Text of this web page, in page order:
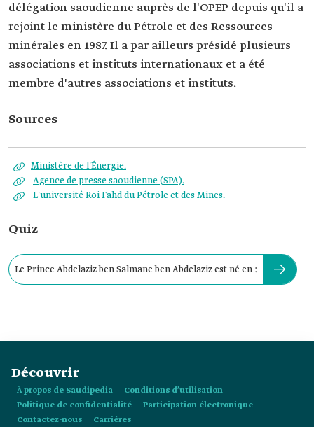
délégation saoudienne auprès de l'OPEP depuis qu'il a
rejoint le ministère du Pétrole et des Ressources
minérales en 1987. Il a par ailleurs présidé plusieurs
associations et instituts internationaux et a été
membre d'autres associations et instituts.
Sources
Ministère de l'Énergie.
Agence de presse saoudienne (SPA).
L'université Roi Fahd du Pétrole et des Mines.
Quiz
Le Prince Abdelaziz ben Salmane ben Abdelaziz est né en :
Découvrir
À propos de Saudipedia
Conditions d’utilisation
Politique de confidentialité
Participation électronique
Contactez-nous
Carrières